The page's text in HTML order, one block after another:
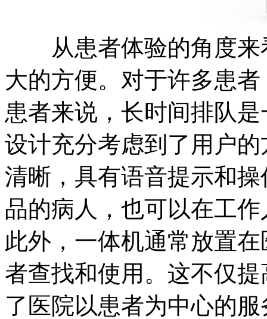
从患者体验的角度来
大的方便。对于许多患
患者来说，长时间排队
设计充分考虑到了用户
清晰，具有语音提示和
品的病人，也可以在工
此外，一体机通常放置
者查找和使用。这不仅
了医院以患者为中心的